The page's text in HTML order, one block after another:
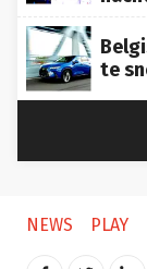
te
NEWS PLAY